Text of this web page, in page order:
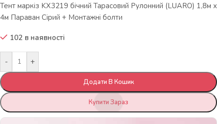
Тент маркіз KX3219 бічний Тарасовий Рулонний (LUARO) 1,8м х
4м Параван Сірий + Монтажні болти
102 в наявності
- +
Додати В Кошик
Купити Зараз